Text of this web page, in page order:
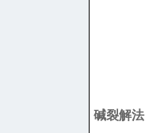
碱裂解法